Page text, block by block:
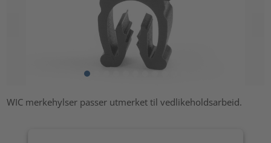
WIC merkehylser passer utmerket til vedlikeholdsarbeid.